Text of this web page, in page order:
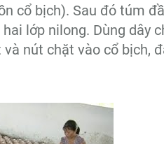
cổ bịch). Sau đó túm
lớp nilong. Dùng dây
nút chặt vào cổ bịch,